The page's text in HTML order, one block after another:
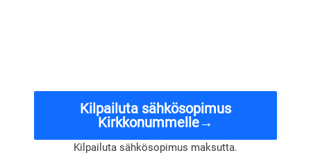
Kilpailuta sähkösopimus
Kirkkonummelle→
Kilpailuta sähkösopimus maksutta.